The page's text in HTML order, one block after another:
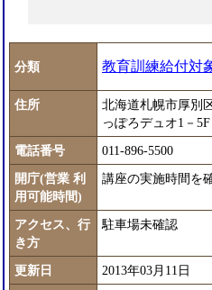
分類 教育訓練給付対
住所
北海道札幌市厚別
っぽろデュオ1－5F
電話番号
011-896-5500
開庁(営業 利
用可能時間)
講座の実施時間を
アクセス、行
き方
駐車場未確認
更新日
2013年03月11日